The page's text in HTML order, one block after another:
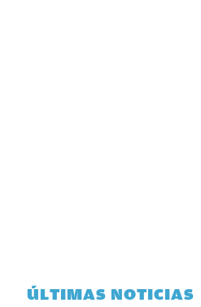
ÚLTIMAS NOTICIAS